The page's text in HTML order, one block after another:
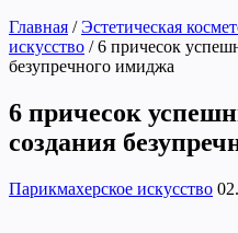
Главная / Эстетическая
искусство / 6 причесок
безупречного имиджа
6 причесок
создания
Парикмахерское искусство